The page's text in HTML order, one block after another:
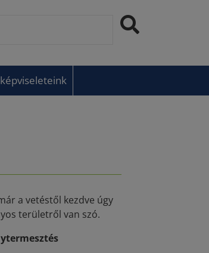
a vetéstől kezdve úgy
területről van szó.